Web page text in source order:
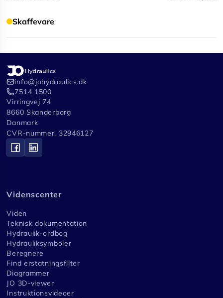
Skaffevare
info@johydraulics.dk
7514 1500
Virringvej 74
8660 Skanderborg
Danmark
CVR-nummer. 32946127
Videnscenter
Viden
Teknisk dokumentation
Hydraulik-ordbog
Hydrauliksymboler
Beregnere
Find erstatningsfilter
Diagrammer
JO 3D-viewer
Instruktionsvideoer